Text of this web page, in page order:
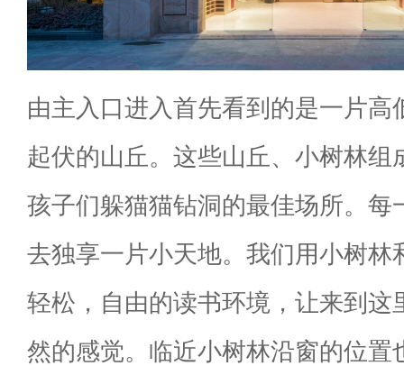
由主入口进入首先看到的是一片高
起伏的山丘。这些山丘、小树林组
孩子们躲猫猫钻洞的最佳场所。每
去独享一片小天地。我们用小树林
轻松，自由的读书环境，让来到这
然的感觉。临近小树林沿窗的位置